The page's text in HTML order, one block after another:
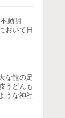
動明
おいて日
な龍の足
うどんも
うな神社